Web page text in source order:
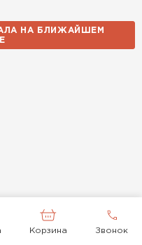
Корзина Звонок
НА БЛИЖАЙШЕМ